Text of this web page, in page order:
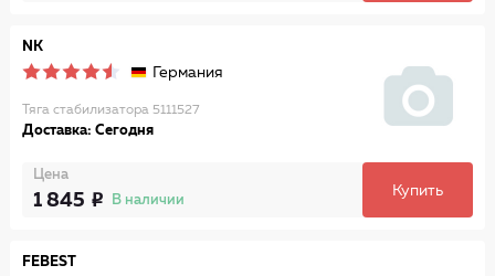
NK
Германия
Тяга стабилизатора 5111527
Доставка: Сегодня
Цена
1 845 В наличии
Купить
FEBEST